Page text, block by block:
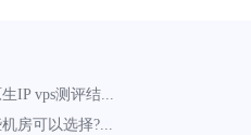
IP vps测评结...
房可以选择?...